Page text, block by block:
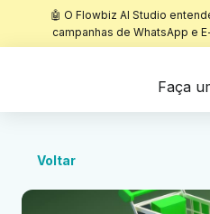
🤖 O Flowbiz AI Studio
campanhas de WhatsApp e
Faça
Voltar